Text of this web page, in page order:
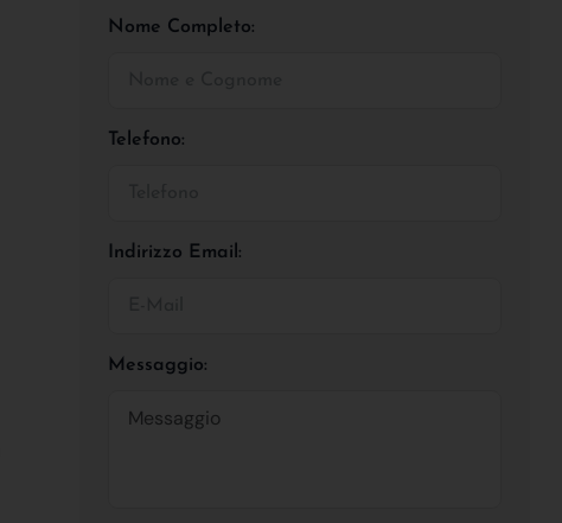
Nome Completo:
Telefono:
Indirizzo Email:
Messaggio: